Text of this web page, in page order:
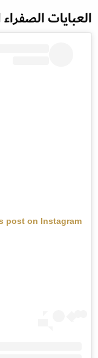
العبايات الصفراء
post on Instagram